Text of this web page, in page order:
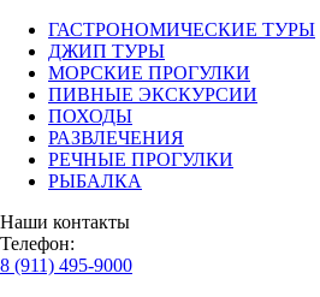
ГАСТРОНОМИЧЕСКИЕ ТУРЫ
ДЖИП ТУРЫ
МОРСКИЕ ПРОГУЛКИ
ПИВНЫЕ ЭКСКУРСИИ
ПОХОДЫ
РАЗВЛЕЧЕНИЯ
РЕЧНЫЕ ПРОГУЛКИ
РЫБАЛКА
Наши контакты
Телефон:
8 (911) 495-9000